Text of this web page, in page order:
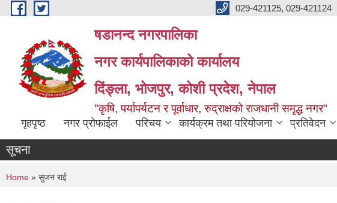
Skip to main content 029-421125, 029-421124
षडानन्द नगरपालिका
नगर कार्यपालिकाको कार्यालय
दिंङ्ला, भोजपुर, कोशी प्रदेश, नेपाल
"कृषि, पर्यापर्यटन र पूर्वाधार, रुद्राक्षको राजधानी समृद्ध नगर"
गृहपृष्ठ नगर प्रोफाईल परिचय कार्यक्रम तथा परियोजना प्रतिवेदन
सूचना
You are here
Home » सुजन राई